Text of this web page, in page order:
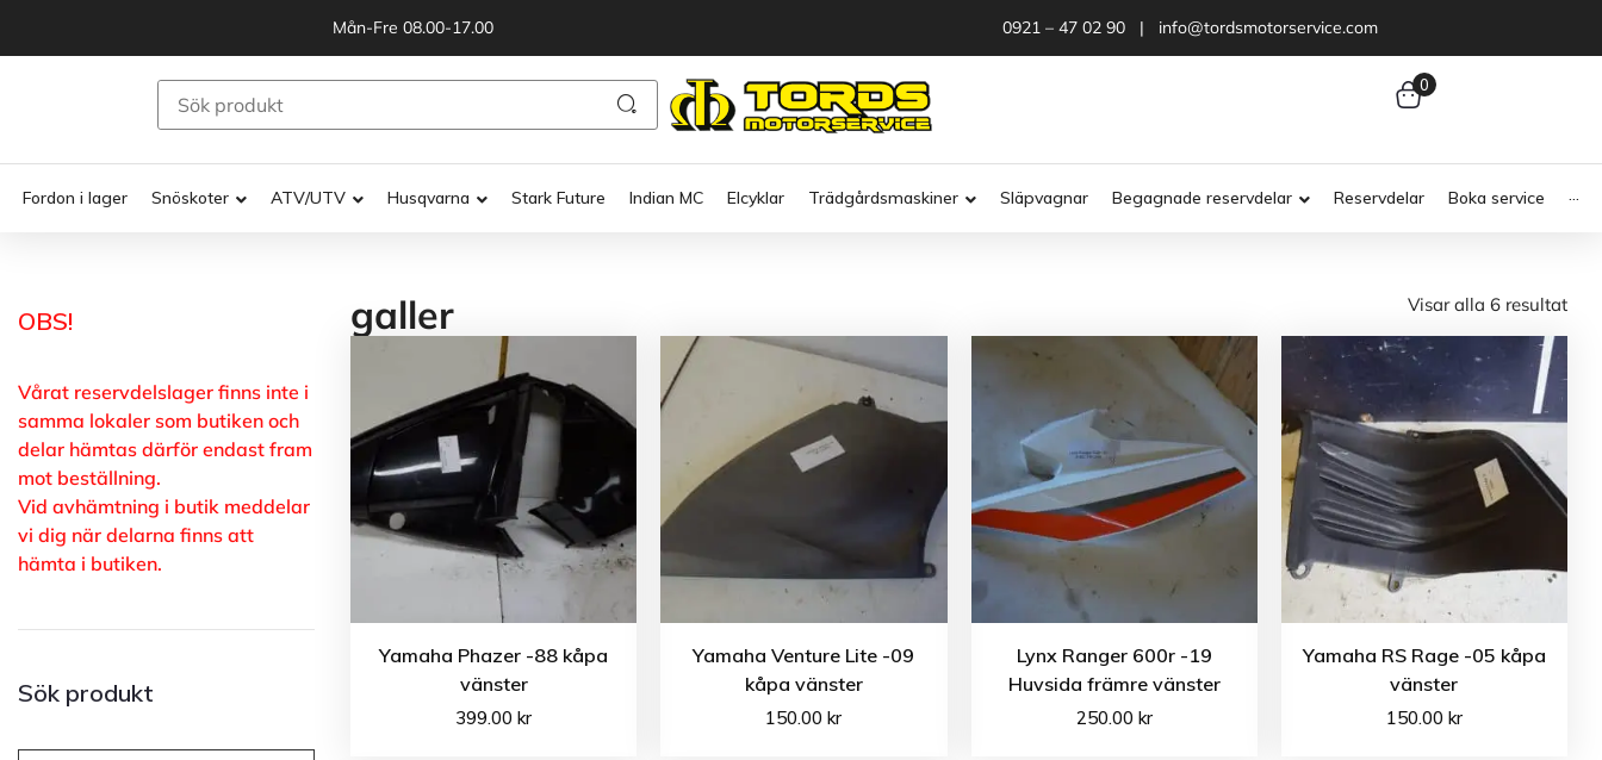
Mån-Fre 08.00-17.00 0921 – 47 02 90 | info@tordsmotorservice.com
0
Fordon i lager Snöskoter ATV/UTV Husqvarna Stark Future Indian MC Elcyklar Trädgårdsmaskiner Släpvagnar Begagnade reservdelar Reservdelar Boka service ···
OBS!
Vårat reservdelslager finns inte i
samma lokaler som butiken och
delar hämtas därför endast fram
mot beställning.
Vid avhämtning i butik meddelar
vi dig när delarna finns att
hämta i butiken.
Sök produkt
galler Visar alla 6 resultat
Yamaha Phazer -88 kåpa
vänster
399.00kr
Yamaha Venture Lite -09
kåpa vänster
150.00kr
Lynx Ranger 600r -19
Huvsida främre vänster
250.00 kr
Yamaha RS Rage -05 kåpa
vänster
150.00 kr